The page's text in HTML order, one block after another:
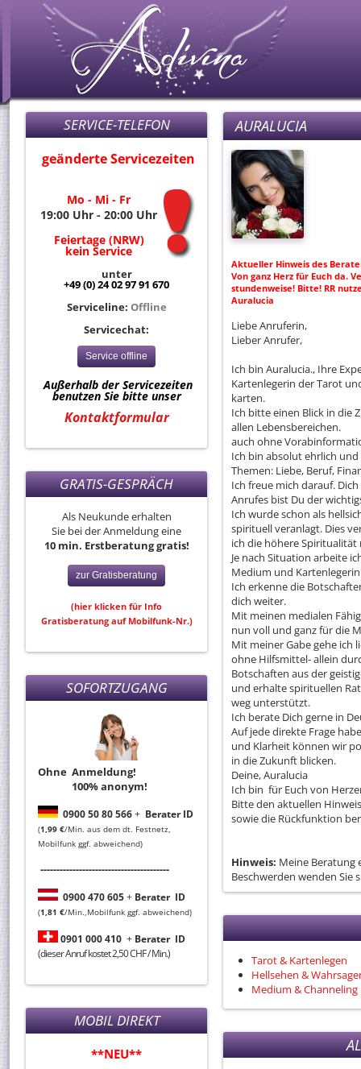
SERVICE-TELEFON
geänderte Servicezeiten
Mo - Mi - Fr
19:00 Uhr - 20:00 Uhr
Feiertage (NRW)
kein Service
unter
+49 (0) 24 02 97 91 670
Serviceline: Offline
Servicechat:
Service offline
Außerhalb der Servicezeiten
benutzen Sie bitte unser
Kontaktformular
GRATIS-GESPRÄCH
Als Neukunde erhalten
Sie bei der Anmeldung eine
10 min. Erstberatung gratis!
zur Gratisberatung
(hier klicken für Info
Gratisberatung auf Mobilfunk-Nr.)
SOFORTZUGANG
Ohne Anmeldung!
100% anonym!
0900 50 80 566+ Berater ID
(1,99 €/Min. aus dem dt. Festnetz,
Mobilfunk ggf. abweichend)
----------------------------------------
0900 470 605+ Berater ID
(1,81 €/Min.,Mobilfunk ggf. abweichend)
0901 000 410 + Berater ID
(dieser Anruf kostet 2,50 CHF / Min.)
MOBIL DIREKT
**NEU**
AURALUCIA
Aktueller Hinweis des
Von ganz Herz für Euch da.
stundenweise! Bitte! RR
Auralucia
Liebe Anruferin,
Lieber Anrufer,
Ich bin Auralucia., Ihre
Kartenlegerin der Tarot
karten.
Ich bitte einen Blick in die
allen Lebensbereichen.
auch ohne
Ich bin absolut ehrlich
Themen: Liebe, Beruf,
Ich freue mich darauf.
Anrufes bist Du der
Ich wurde schon als
spirituell veranlagt. Dies
ich die höhere
Je nach Situation arbeite
Medium und
Ich erkenne die
dich weiter.
Mit meinen medialen
nun voll und ganz für die
Mit meiner Gabe gehe ich
ohne Hilfsmittel- allein
Botschaften aus der
und erhalte spirituellen
weg unterstützt.
Ich berate Dich gerne in
Auf jede direkte Frage
und Klarheit können wir
in die Zukunft blicken.
Deine, Auralucia
Ich bin für Euch von
Bitte den aktuellen
sowie die Rückfunktion
Hinweis: Meine Beratung
Beschwerden wenden Sie
Tarot & Kartenlegen
Hellsehen &
Medium & Channeling